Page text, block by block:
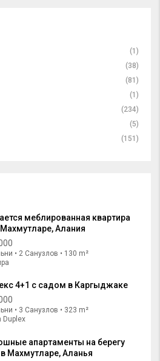
(1)
(38)
(81)
(1)
(234)
(5)
(151)
меблированная квартира
Махмутларе, Алания
• 2 Санузлов • 130 m²
4+1 с садом в Каргыджаке
• 3 Санузлов • 323 m²
Duplex
апартаменты на берегу
Махмутларе, Аланья